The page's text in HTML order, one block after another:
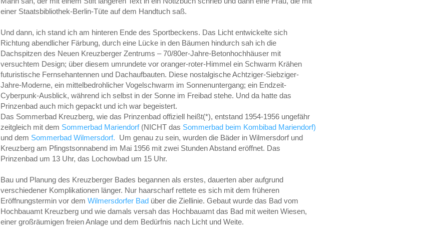
einer Staatsbibliothek-Berlin-Tüte auf dem Handtuch saß.
Und dann, ich stand ich am hinteren Ende des Sportbeckens. Das Licht entwickelte sich
Richtung abendlicher Färbung, durch eine Lücke in den Bäumen hindurch sah ich die
Dachspitzen des Neuen Kreuzberger Zentrums – 70/80er-Jahre-Betonhochhäuser mit
versuchtem Design; über diesem umrundete vor oranger-roter-Himmel ein Schwarm Krähen
futuristische Fernsehantennen und Dachaufbauten. Diese nostalgische Achtziger-Siebziger-
Jahre-Moderne, ein mittelbedrohlicher Vogelschwarm im Sonnenuntergang; ein Endzeit-
Cyberpunk-Ausblick, während ich selbst in der Sonne im Freibad stehe. Und da hatte das
Prinzenbad auch mich gepackt und ich war begeistert.
Das Sommerbad Kreuzberg, wie das Prinzenbad offiziell heißt(*), entstand 1954-1956 ungefähr
zeitgleich mit dem Sommerbad Mariendorf(NICHT das Sommerbad beim Kombibad Mariendorf)
und dem Sommerbad Wilmersdorf. Um genau zu sein, wurden die Bäder in Wilmersdorf und
Kreuzberg am Pfingstsonnabend im Mai 1956 mit zwei Stunden Abstand eröffnet. Das
Prinzenbad um 13 Uhr, das Lochowbad um 15 Uhr.
Bau und Planung des Kreuzberger Bades begannen als erstes, dauerten aber aufgrund
verschiedener Komplikationen länger. Nur haarscharf rettete es sich mit dem früheren
Eröffnungstermin vor dem Wilmersdorfer Bad über die Ziellinie. Gebaut wurde das Bad vom
Hochbauamt Kreuzberg und wie damals versah das Hochbauamt das Bad mit weiten Wiesen,
einer großräumigen freien Anlage und dem Bedürfnis nach Licht und Weite.